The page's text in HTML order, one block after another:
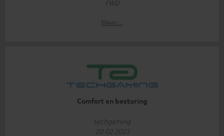
FWD
Meer...
Comfort en besturing
techgaming
20 02 2023